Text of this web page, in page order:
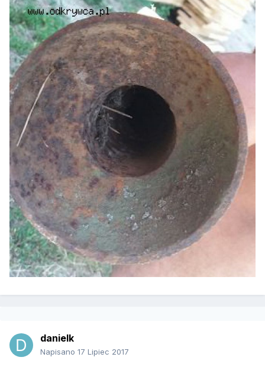
danielk
Napisano 17 Lipiec 2017